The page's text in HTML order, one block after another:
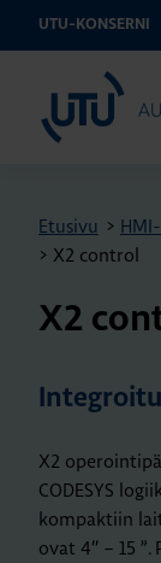
UTU-KONSERNI
UTU Automation
Etusivu >
> X2 control
X2
X2
CODESYS
kompaktiin
ovat 4″ – 15